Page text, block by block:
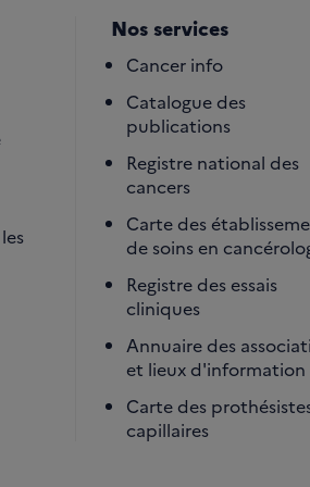
Nos services
Cancer info
Catalogue des
publications
Registre national des
cancers
Carte des
de soins en
Registre des essais
cliniques
Annuaire des
et lieux d'information
Carte des
capillaires